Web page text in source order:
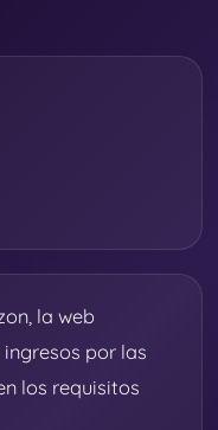
la web
por las
los requisitos